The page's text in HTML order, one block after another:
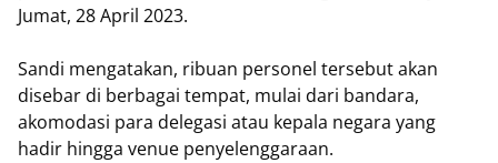
Jumat, 28 April 2023.
Sandi mengatakan, ribuan personel tersebut akan
disebar di berbagai tempat, mulai dari bandara,
akomodasi para delegasi atau kepala negara yang
hadir hingga venue penyelenggaraan.